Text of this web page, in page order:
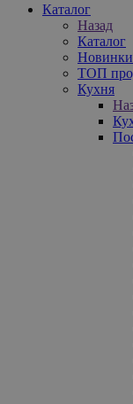
Каталог
Назад
Каталог
Новинки
ТОП
Кухня